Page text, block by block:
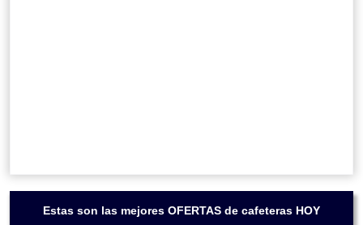
Estas son las mejores OFERTAS de cafeteras HOY